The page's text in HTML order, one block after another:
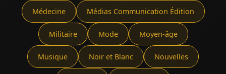
Médecine Médias Communication Édition
Militaire Mode Moyen-âge
Musique Noir et Blanc Nouvelles